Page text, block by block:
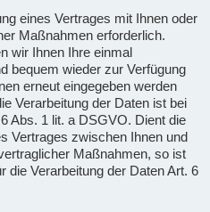
eines Vertrages mit Ihnen oder
Maßnahmen erforderlich.
wir Ihnen Ihre einmal
bequem wieder zur Verfügung
erneut eingegeben werden
Verarbeitung der Daten ist bei
Abs. 1 lit. a DSGVO. Dient die
Vertrages zwischen Ihnen und
Maßnahmen, so ist
die Verarbeitung der Daten Art. 6